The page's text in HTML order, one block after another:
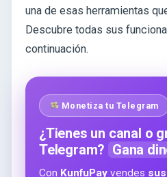
una de esas herramientas
Descubre todas sus
continuación.
Monetiza tu Telegram
¿Tienes un canal o
Telegram? Gana
Con KunfuPay vendes